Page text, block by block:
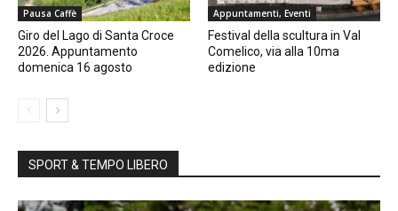
Pausa Caffè
Giro del Lago di Santa Croce
2026. Appuntamento
domenica 16 agosto
Appuntamenti, Eventi
Festival della scultura in Val
Comelico, via alla 10ma
edizione
SPORT & TEMPO LIBERO